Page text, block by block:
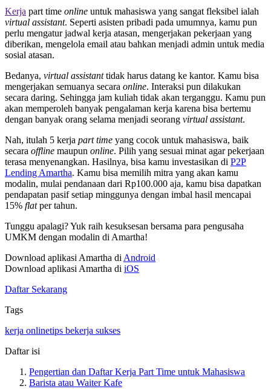
Kerja part time online untuk mahasiswa yang sangat fleksibel ialah
virtual assistant. Seperti asisten pribadi pada umumnya, kamu pun
perlu mengatur jadwal kerja atasan, mengerjakan pekerjaan yang
diberikan, mengelola email atau bahkan menjadi admin untuk media
sosial atasan.
Bedanya, virtual assistanttidak harus datang ke kantor. Kamu bisa
mengerjakan semuanya secara online. Interaksi pun dilakukan
secara daring. Sehingga jam kuliah tidak akan terganggu. Kamu pun
akan memperoleh banyak pengalaman kerja karena bisa bertemu
dengan banyak orang selama menjadi seorang virtual assistant.
Nah, itulah 5 kerja part time yang cocok untuk mahasiswa, baik
secara offline maupun online. Pilih yang sesuai minat agar pekerjaan
terasa menyenangkan. Hasilnya, bisa kamu investasikan di P2P
Lending Amartha. Kamu bisa memilih mitra yang akan kamu
modalin, mulai pendanaan dari Rp100.000 aja, kamu bisa dapatkan
pendapatan pasif setiap minggunya dengan imbal hasil mencapai
15% flatper tahun.
Tunggu apalagi? Yuk raih kesuksesan bersama para pengusaha
UMKM dengan modalin di Amartha!
Download aplikasi Amartha diAndroid
Download aplikasi Amartha di iOS
Daftar Sekarang
Tags
kerja onlinetips bekerja sukses
Daftar isi
Pengertian dan Daftar Kerja Part Time untuk Mahasiswa
Barista atau Waiter Kafe